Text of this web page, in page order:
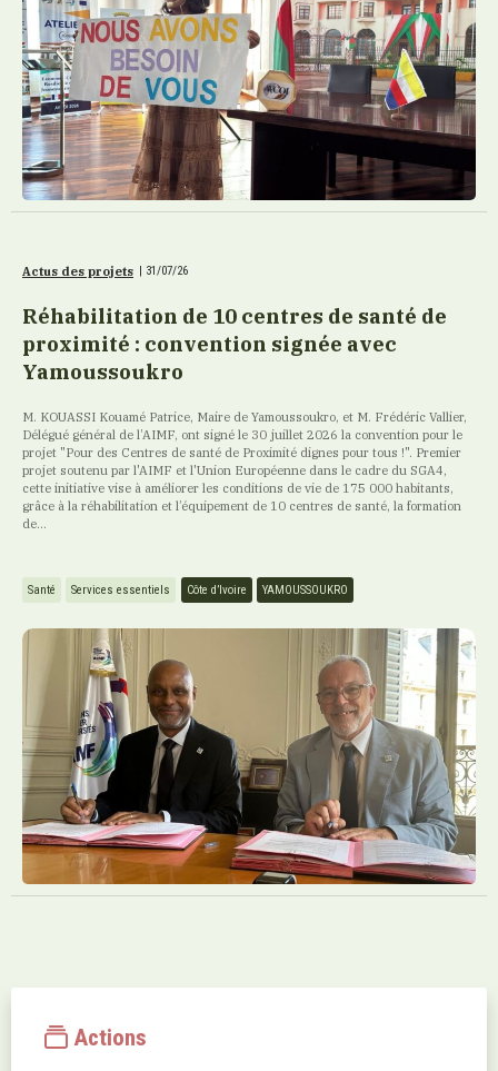
Actus des projets | 31/07/26
Réhabilitation de 10 centres de santé de
proximité : convention signée avec
Yamoussoukro
M. KOUASSI Kouamé Patrice, Maire de Yamoussoukro, et M. Frédéric Vallier,
Délégué général de l’AIMF, ont signé le 30 juillet 2026 la convention pour le
projet "Pour des Centres de santé de Proximité dignes pour tous !". Premier
projet soutenu par l'AIMF et l'Union Européenne dans le cadre du SGA4,
cette initiative vise à améliorer les conditions de vie de 175 000 habitants,
grâce à la réhabilitation et l’équipement de 10 centres de santé, la formation
de...
Santé Services essentiels Côte d’Ivoire YAMOUSSOUKRO
Actions